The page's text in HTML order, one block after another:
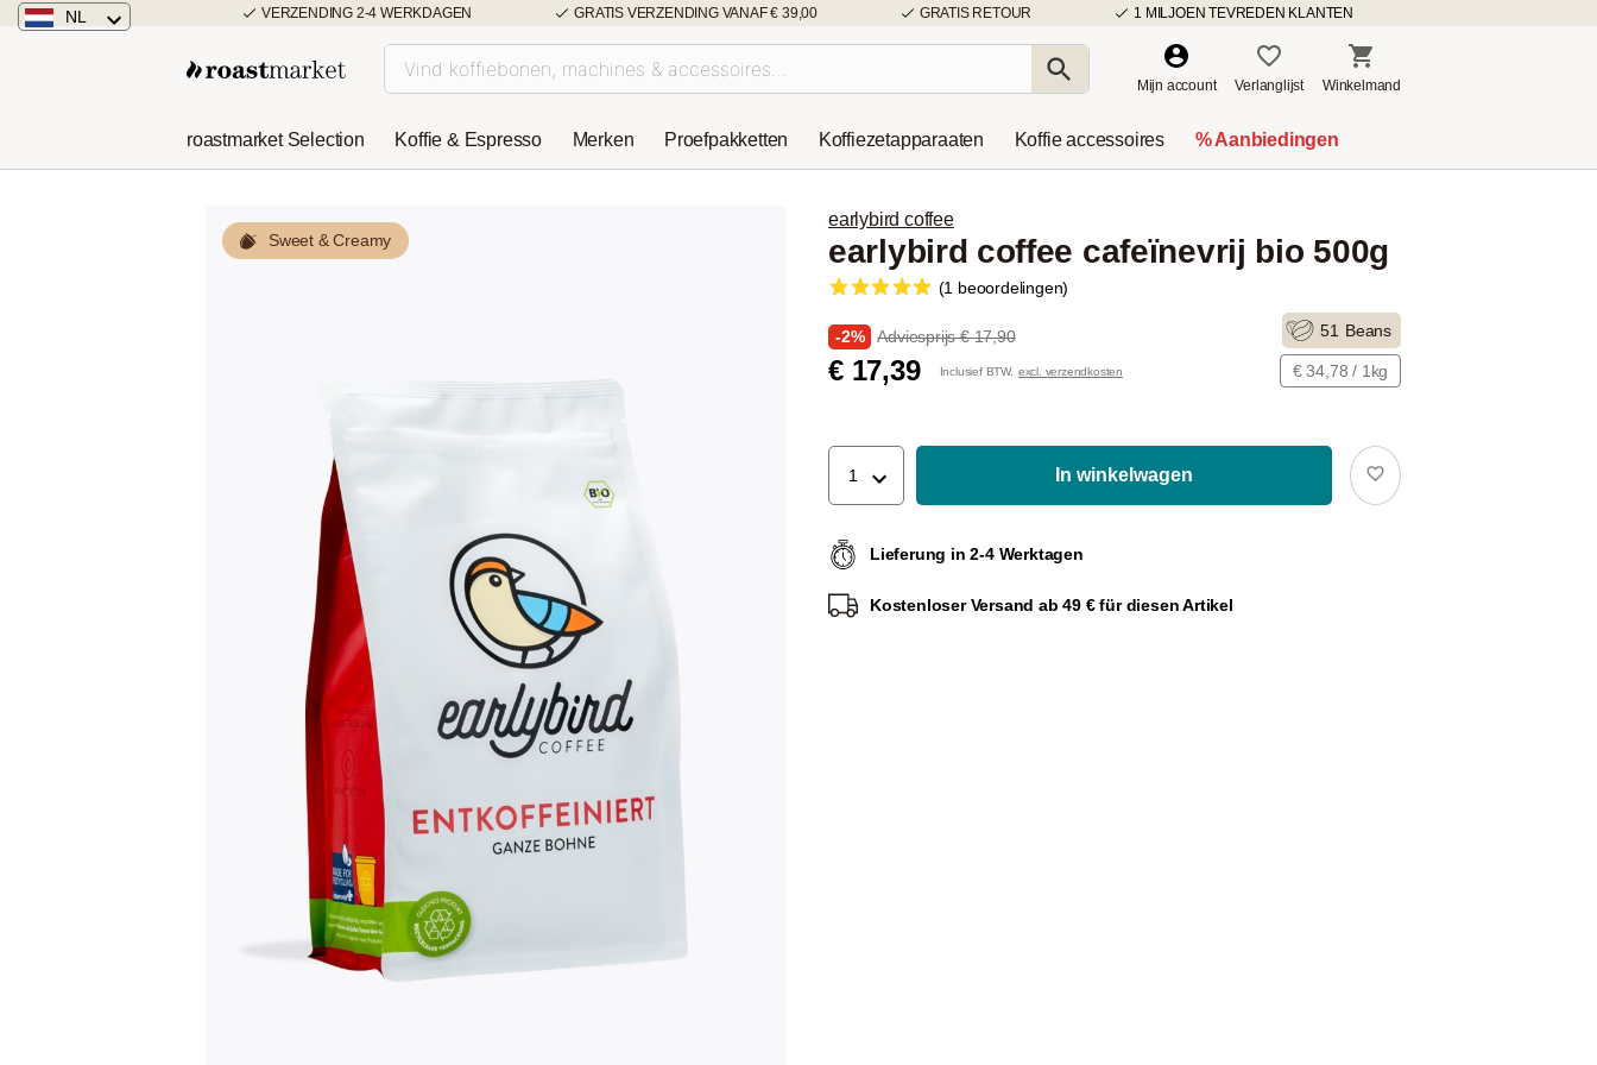
VERZENDING 2-4 WERKDAGEN GRATIS VERZENDING VANAF € 39,00 GRATIS RETOUR 1 MILJOEN TEVREDEN KLANTEN
NL
Österreich
Mijn account Verlanglijst Winkelmand
roastmarket Selection Koffie & Espresso Merken Proefpakketten Koffiezetapparaaten Koffie accessoires % Aanbiedingen
Sweet & Creamy
earlybird coffee
earlybird coffee cafeïnevrij bio 500g
(1 beoordelingen)
-2% Adviesprijs € 17,90
€ 17,39 Inclusief BTW. excl. verzendkosten
51 Beans
€ 34,78 / 1kg
1 In winkelwagen
Lieferung in 2-4 Werktagen
Kostenloser Versand ab 49 € für diesen Artikel